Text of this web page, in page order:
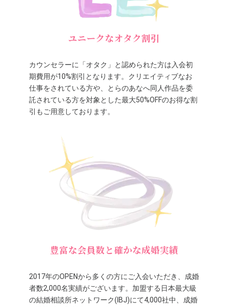
ユニークなオタク割引
カウンセラーに「オタク」と認められた方は入会初
期費用が10%割引となります。クリエイティブなお
仕事をされている方や、とらのあなへ同人作品を委
託されている方を対象とした最大50%OFFのお得な割
引もご用意しております。
豊富な会員数と確かな成婚実績
2017年のOPENから多くの方にご入会いただき、成婚
者数2,000名実績がございます。加盟する日本最大級
の結婚相談所ネットワーク(IBJ)にて4,000社中、成婚